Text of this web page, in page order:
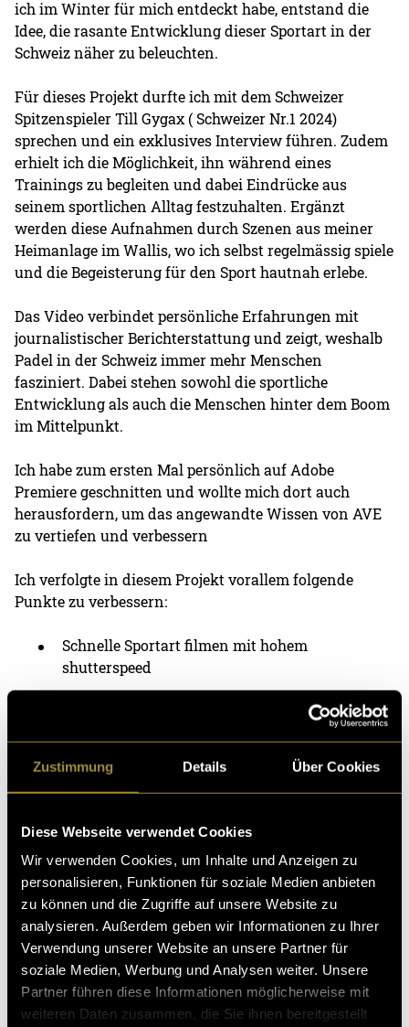
Zustimmung Details Über Cookies
Diese Webseite verwendet Cookies
Wir verwenden Cookies, um Inhalte und Anzeigen zu
personalisieren, Funktionen für soziale Medien anbieten
zu können und die Zugriffe auf unsere Website zu
analysieren. Außerdem geben wir Informationen zu Ihrer
Verwendung unserer Website an unsere Partner für
soziale Medien, Werbung und Analysen weiter. Unsere
Partner führen diese Informationen möglicherweise mit
weiteren Daten zusammen, die Sie ihnen bereitgestellt
ich im Winter für mich entdeckt habe, entstand die
Idee, die rasante Entwicklung dieser Sportart in der
Schweiz näher zu beleuchten.
Für dieses Projekt durfte ich mit dem Schweizer
Spitzenspieler Till Gygax ( Schweizer Nr.1 2024)
sprechen und ein exklusives Interview führen. Zudem
erhielt ich die Möglichkeit, ihn während eines
Trainings zu begleiten und dabei Eindrücke aus
seinem sportlichen Alltag festzuhalten. Ergänzt
werden diese Aufnahmen durch Szenen aus meiner
Heimanlage im Wallis, wo ich selbst regelmässig spiele
und die Begeisterung für den Sport hautnah erlebe.
Das Video verbindet persönliche Erfahrungen mit
journalistischer Berichterstattung und zeigt, weshalb
Padel in der Schweiz immer mehr Menschen
fasziniert. Dabei stehen sowohl die sportliche
Entwicklung als auch die Menschen hinter dem Boom
im Mittelpunkt.
Ich habe zum ersten Mal persönlich auf Adobe
Premiere geschnitten und wollte mich dort auch
herausfordern, um das angewandte Wissen von AVE
zu vertiefen und verbessern
Ich verfolgte in diesem Projekt vorallem folgende
Punkte zu verbessern:
Schnelle Sportart filmen mit hohem
shutterspeed
Kamerabewegungen einsetzen, um die
Geschwindigkeit und Intensität des Spiels
sichtbar zu machen.
Personen ohne Vorkenntnisse Interesse am
Effizient mit professionellen
Schnittwerkzeugen arbeiten und grosse
Mengen an Rohmaterial strukturieren.
Einen dynamischen Schnitt entwickeln, der
das Tempo des Sports widerspiegelt.